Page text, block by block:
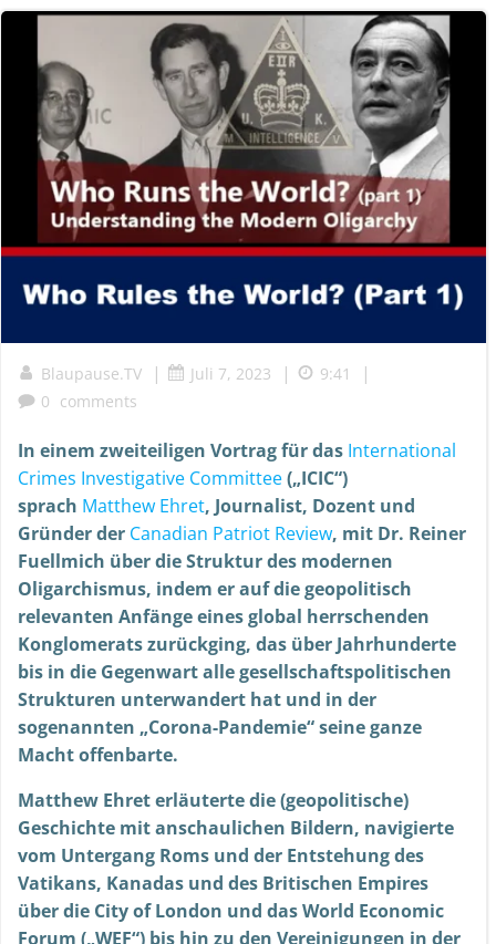
Blaupause.TV | Juli 7, 2023 | 9:41 |
0 comments
In einem zweiteiligen Vortrag für das International
Crimes Investigative Committee(„ICIC“)
sprach Matthew Ehret, Journalist, Dozent und
Gründer der Canadian Patriot Review, mit Dr. Reiner
Fuellmich über die Struktur des modernen
Oligarchismus, indem er auf die geopolitisch
relevanten Anfänge eines global herrschenden
Konglomerats zurückging, das über Jahrhunderte
bis in die Gegenwart alle gesellschaftspolitischen
Strukturen unterwandert hat und in der
sogenannten „Corona-Pandemie“ seine ganze
Macht offenbarte.
Matthew Ehret erläuterte die (geopolitische)
Geschichte mit anschaulichen Bildern, navigierte
vom Untergang Roms und der Entstehung des
Vatikans, Kanadas und des Britischen Empires
über die City of London und das World Economic
Forum („WEF“) bis hin zu den Vereinigungen in der